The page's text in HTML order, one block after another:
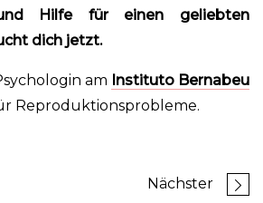
Hilfe für einen geliebten
dich jetzt.
am Instituto Bernabeu
Reproduktionsprobleme.
Nächster